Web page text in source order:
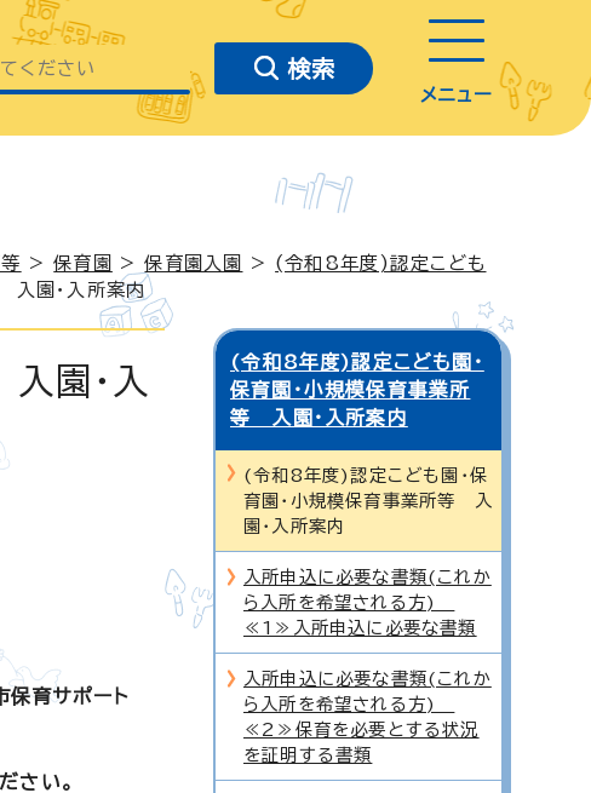
メニュー
>保育園 >保育園入園 > (令和8年度)認定こども
入園・入所案内
園・入
保育サポート
さい。
(令和8年度)認定こども園・
保育園・小規模保育事業所
等 入園・入所案内
(令和8年度)認定こども園・保
育園・小規模保育事業所等 入
園・入所案内
入所申込に必要な書類(これか
ら入所を希望される方)
≪1≫入所申込に必要な書類
入所申込に必要な書類(これか
ら入所を希望される方)
≪2≫保育を必要とする状況
を証明する書類